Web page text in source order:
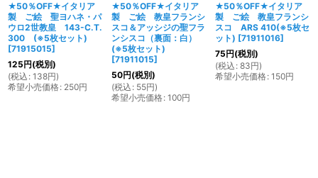
★50％OFF★イタリア
製 ご絵 聖ヨハネ・パ
ウロ2世教皇 143-C.T.
300 (※5枚セット)
[71915015]
125円(税別)
(税込 : 138円)
希望小売価格: 250円
★50％OFF★イタリア
製 ご絵 教皇フランシ
スコ＆アッシジの聖フラ
ンシスコ（裏面：白）
(※5枚セット)
[71911015]
50円(税別)
(税込 : 55円)
希望小売価格: 100円
★50％OFF★イタリア
製 ご絵 教皇フランシ
スコ ARS 410(※5枚セ
ット) [71911016]
75円(税別)
(税込 : 83円)
希望小売価格: 150円